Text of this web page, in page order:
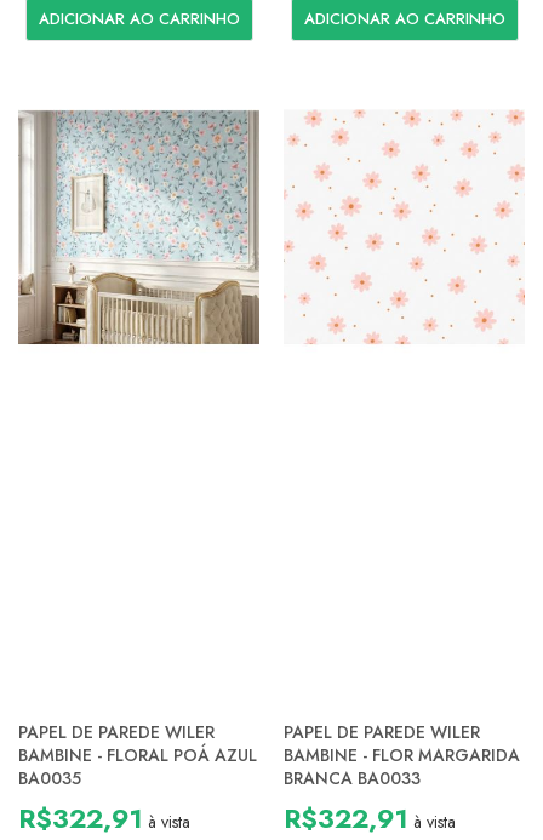
ADICIONAR AO CARRINHO ADICIONAR AO CARRINHO
PAPEL DE PAREDE WILER
BAMBINE - FLORAL POÁ AZUL
BA0035
R$322,91 à vista
PAPEL DE PAREDE WILER
BAMBINE - FLOR MARGARIDA
BRANCA BA0033
R$322,91 à vista